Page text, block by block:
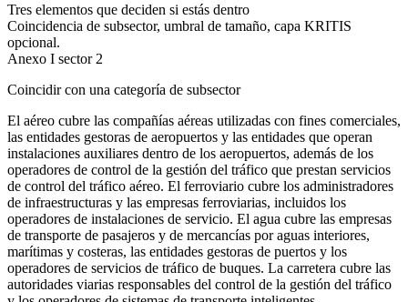
Tres elementos que deciden si estás dentro
Coincidencia de subsector, umbral de tamaño, capa KRITIS
opcional.
Anexo I sector 2
Coincidir con una categoría de subsector
El aéreo cubre las compañías aéreas utilizadas con fines comerciales,
las entidades gestoras de aeropuertos y las entidades que operan
instalaciones auxiliares dentro de los aeropuertos, además de los
operadores de control de la gestión del tráfico que prestan servicios
de control del tráfico aéreo. El ferroviario cubre los administradores
de infraestructuras y las empresas ferroviarias, incluidos los
operadores de instalaciones de servicio. El agua cubre las empresas
de transporte de pasajeros y de mercancías por aguas interiores,
marítimas y costeras, las entidades gestoras de puertos y los
operadores de servicios de tráfico de buques. La carretera cubre las
autoridades viarias responsables del control de la gestión del tráfico